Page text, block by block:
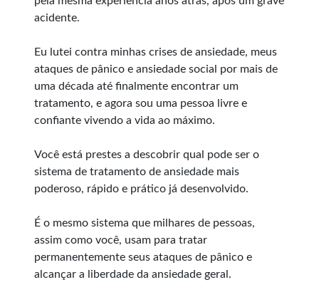
acidente.
Eu lutei contra minhas crises de ansiedade, meus
ataques de pânico e ansiedade social por mais de
uma década até finalmente encontrar um
tratamento, e agora sou uma pessoa livre e
confiante vivendo a vida ao máximo.
Você está prestes a descobrir qual pode ser o
sistema de tratamento de ansiedade mais
poderoso, rápido e prático já desenvolvido.
É o mesmo sistema que milhares de pessoas,
assim como você, usam para tratar
permanentemente seus ataques de pânico e
alcançar a liberdade da ansiedade geral.